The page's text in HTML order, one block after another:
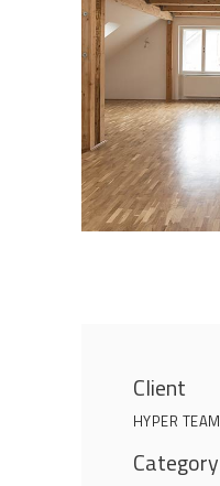
Client
HYPER TEAM
Category